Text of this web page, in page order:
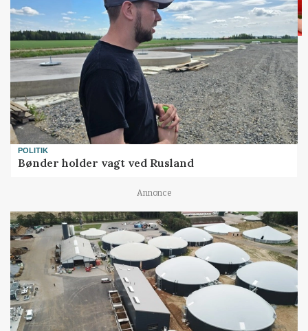
POLITIK
Bønder holder vagt ved Rusland
Annonce